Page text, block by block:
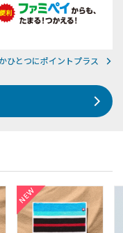
ひとつにポイントプラス